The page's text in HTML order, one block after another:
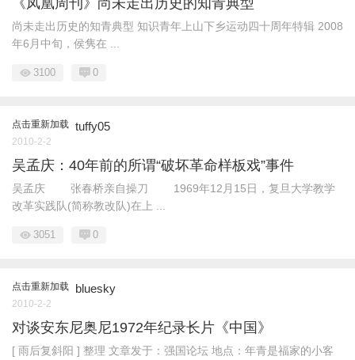
《凤凰周刊》尚未走出历史的知青典型
尚未走出历史的知青典型 知识青年上山下乡运动四十周年特辑 2008
年6月中旬，侯隽在 ...
3100 0
点击重新加载 tuffy05
2010-2-2
吴孟庆：40年前的所谓“破坏革命样板戏”事件
吴孟庆 张春桥亲自操刀 1969年12月15日，复旦大学教学
改革实践队(简称教改队)在上 ...
3051 0
点击重新加载 bluesky
2010-2-2
对谈安东尼奥尼1972年纪录长片《中国》
[ 雨后复斜阳 ] 整理 文章发于：强国论坛 地点：年青是福家的小客